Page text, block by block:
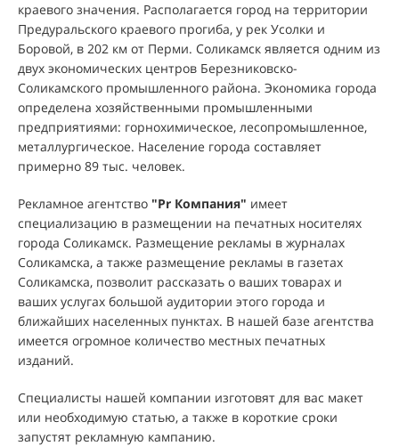
краевого значения. Располагается город на территории
Предуральского краевого прогиба, у рек Усолки и
Боровой, в 202 км от Перми. Соликамск является одним из
двух экономических центров Березниковско-
Соликамского промышленного района. Экономика города
определена хозяйственными промышленными
предприятиями: горнохимическое, лесопромышленное,
металлургическое. Население города составляет
примерно 89 тыс. человек.
Рекламное агентство "Pr Компания" имеет
специализацию в размещении на печатных носителях
города Соликамск. Размещение рекламы в журналах
Соликамска, а также размещение рекламы в газетах
Соликамска, позволит рассказать о ваших товарах и
ваших услугах большой аудитории этого города и
ближайших населенных пунктах. В нашей базе агентства
имеется огромное количество местных печатных
изданий.
Специалисты нашей компании изготовят для вас макет
или необходимую статью, а также в короткие сроки
запустят рекламную кампанию.